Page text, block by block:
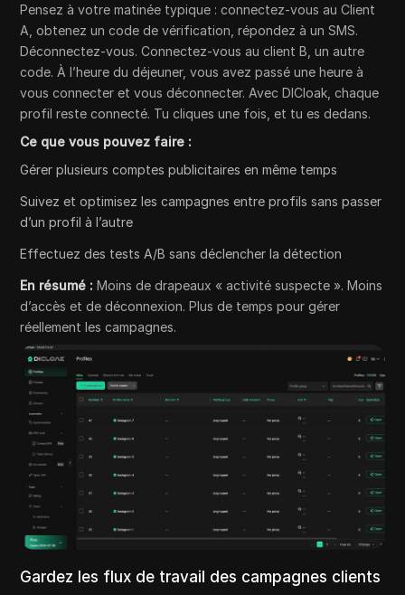
Pensez à votre matinée typique : connectez-vous au Client
A, obtenez un code de vérification, répondez à un SMS.
Déconnectez-vous. Connectez-vous au client B, un autre
code. À l’heure du déjeuner, vous avez passé une heure à
vous connecter et vous déconnecter. Avec DICloak, chaque
profil reste connecté. Tu cliques une fois, et tu es dedans.
Ce que vous pouvez faire :
Gérer plusieurs comptes publicitaires en même temps
Suivez et optimisez les campagnes entre profils sans passer
d’un profil à l’autre
Effectuez des tests A/B sans déclencher la détection
En résumé : Moins de drapeaux « activité suspecte ». Moins
d’accès et de déconnexion. Plus de temps pour gérer
réellement les campagnes.
Gardez les flux de travail des campagnes clients